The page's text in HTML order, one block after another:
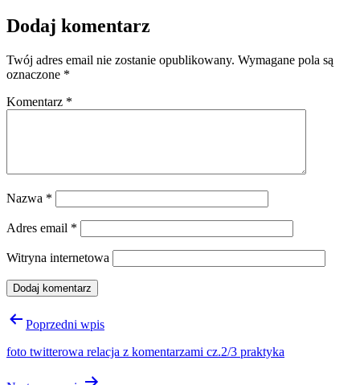
Dodaj komentarz
Twój adres email nie zostanie opublikowany. Wymagane pola są
oznaczone *
Komentarz *
Nazwa *
Adres email *
Witryna internetowa
Nawigacja
Poprzedni wpis
foto twitterowa relacja z komentarzami cz.2/3 praktyka